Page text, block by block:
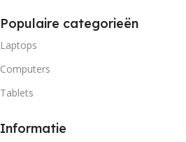
Populaire categorieën
Laptops
Computers
Tablets
Informatie